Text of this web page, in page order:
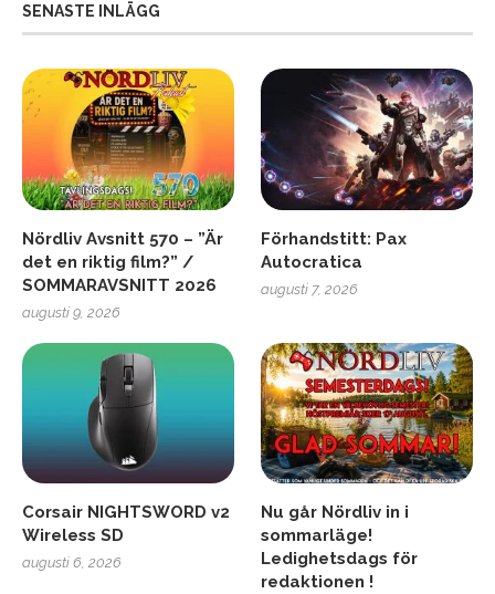
SENASTE INLÄGG
Nördliv Avsnitt 570 – ”Är
det en riktig film?” /
SOMMARAVSNITT 2026
augusti 9, 2026
Förhandstitt: Pax
Autocratica
augusti 7, 2026
Corsair NIGHTSWORD v2
Wireless SD
augusti 6, 2026
Nu går Nördliv in i
sommarläge!
Ledighetsdags för
redaktionen !